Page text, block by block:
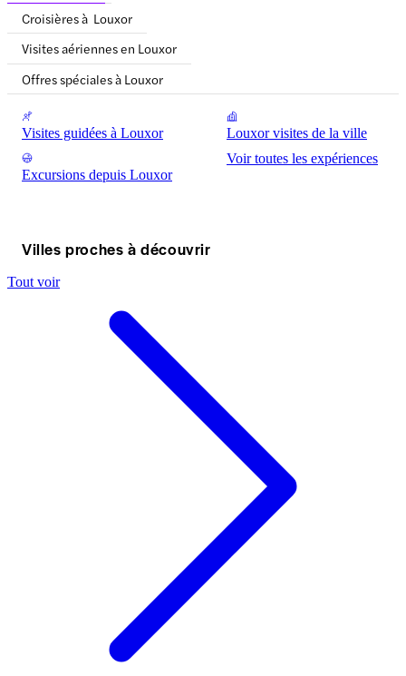
Croisières à Louxor
Visites aériennes en Louxor
Offres spéciales à Louxor
Visites guidées à Louxor Louxor visites de la ville
Excursions depuis Louxor
Voir toutes les expériences
Villes proches à découvrir
Tout voir